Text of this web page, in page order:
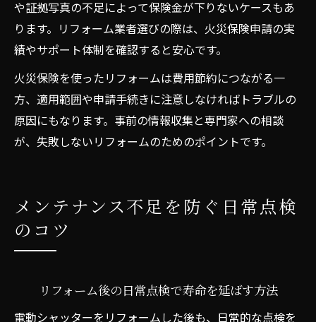
や証拠写真の不足によって保険金が下りないケースもあ
ります。リフォーム業者選びの際は、火災保険申請の実
績やサポート体制を確認すると安心です。
火災保険を使ったリフォームは費用節約につながる一
方、適用範囲や申請手続きに注意しなければトラブルの
原因にもなります。事前の情報収集と専門家への相談
が、失敗しないリフォームのためのポイントです。
メンテナンス不足を防ぐ日常点検
のコツ
リフォーム後の日常点検で寿命を延ばす方法
電動シャッターをリフォームした後も、日常的な点検を